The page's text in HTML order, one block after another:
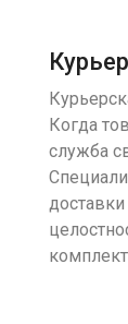
Когда
служба